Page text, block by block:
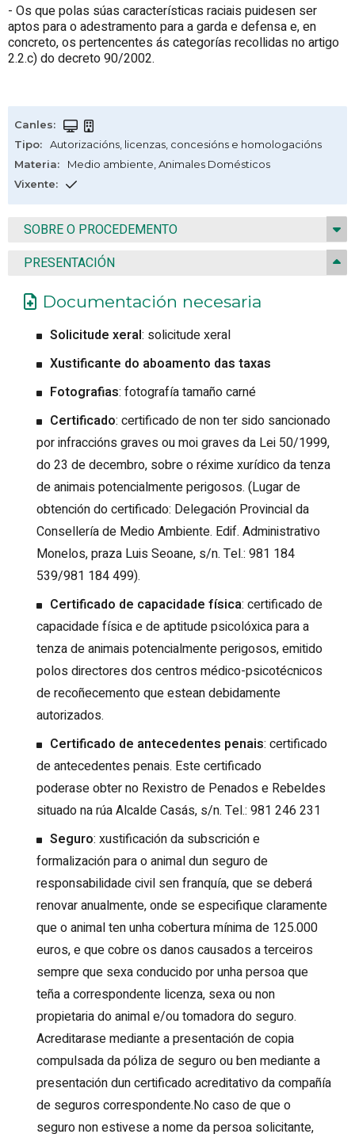
- Os que polas súas características raciais puidesen ser
aptos para o adestramento para a garda e defensa e, en
concreto, os pertencentes ás categorías recollidas no artigo
2.2.c) do decreto 90/2002.
Canles:
Tipo:
Autorizacións, licenzas, concesións e homologacións
Materia: Medio ambiente Animales Domésticos
Vixente:
SOBRE O PROCEDEMENTO
PRESENTACIÓN
Documentación necesaria
Solicitude xeral: solicitude xeral
Xustificante do aboamento das taxas
Fotografias: fotografía tamaño carné
Certificado: certificado de non ter sido sancionado
por infraccións graves ou moi graves da Lei 50/1999,
do 23 de decembro, sobre o réxime xurídico da tenza
de animais potencialmente perigosos. (Lugar de
obtención do certificado: Delegación Provincial da
Consellería de Medio Ambiente. Edif. Administrativo
Monelos, praza Luis Seoane, s/n. Tel.: 981 184
539/981 184 499).
Certificado de capacidade física: certificado de
capacidade física e de aptitude psicolóxica para a
tenza de animais potencialmente perigosos, emitido
polos directores dos centros médico-psicotécnicos
de recoñecemento que estean debidamente
autorizados.
Certificado de antecedentes penais: certificado
de antecedentes penais. Este certificado
poderase obter no Rexistro de Penados e Rebeldes
situado na rúa Alcalde Casás, s/n. Tel.: 981 246 231
Seguro: xustificación da subscrición e
formalización para o animal dun seguro de
responsabilidade civil sen franquía, que se deberá
renovar anualmente, onde se especifique claramente
que o animal ten unha cobertura mínima de 125.000
euros, e que cobre os danos causados a terceiros
sempre que sexa conducido por unha persoa que
teña a correspondente licenza, sexa ou non
propietaria do animal e/ou tomadora do seguro.
Acreditarase mediante a presentación de copia
compulsada da póliza de seguro ou ben mediante a
presentación dun certificado acreditativo da compañía
de seguros correspondente.No caso de que o
seguro non estivese a nome da persoa solicitante,